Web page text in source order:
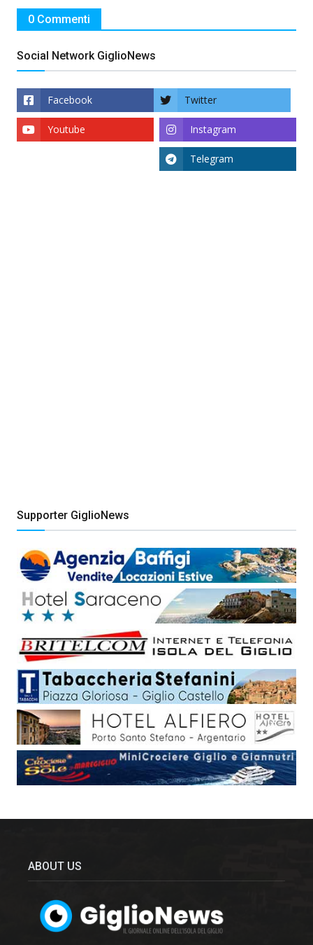
0 Commenti
Social Network GiglioNews
Facebook Twitter
Instagram
Youtube
Telegram
Supporter GiglioNews
ABOUT US